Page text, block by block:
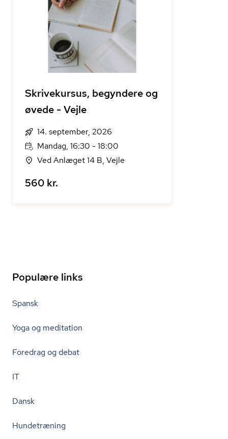
Skrivekursus, begyndere og
øvede - Vejle
14. september, 2026
Mandag, 16:30 - 18:00
Ved Anlæget 14 B, Vejle
560 kr.
Populære links
Spansk
Yoga og meditation
Foredrag og debat
IT
Dansk
Hundetræning